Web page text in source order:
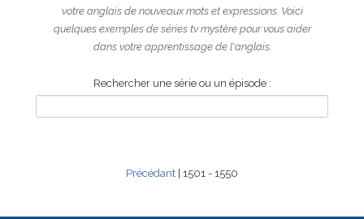
votre anglais de nouveaux mots et expressions. Voici
quelques exemples de séries tv mystère pour vous aider
dans votre apprentissage de l'anglais.
Rechercher une série ou un épisode :
Précédant | 1501 - 1550